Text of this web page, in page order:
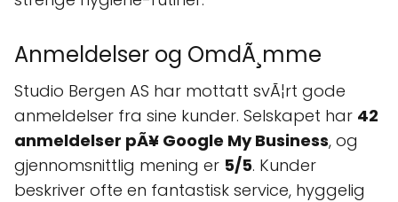
Anmeldelser og OmdÃ¸mme
Studio Bergen AS har mottatt svÃ¦rt gode
anmeldelser fra sine kunder. Selskapet har 42
anmeldelser pÃ¥ Google My Business, og
gjennomsnittlig mening er 5/5. Kunder
beskriver ofte en fantastisk service, hyggelig